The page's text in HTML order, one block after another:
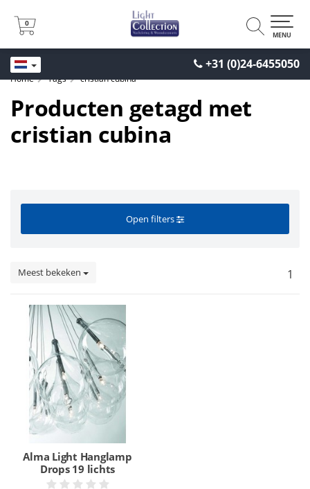
+31 (0)24-6455050
0
0
MENU
Home Tags cristian cubina
Producten getagd met
cristian cubina
Open filters
Meest bekeken 1
Alma Light Hanglamp
Drops 19 lichts